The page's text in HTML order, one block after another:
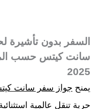
السفر بدون تأشيرة
سانت كيتس حسب
2025
يمنح جواز سفر سانت
حرية تنقل عالمية